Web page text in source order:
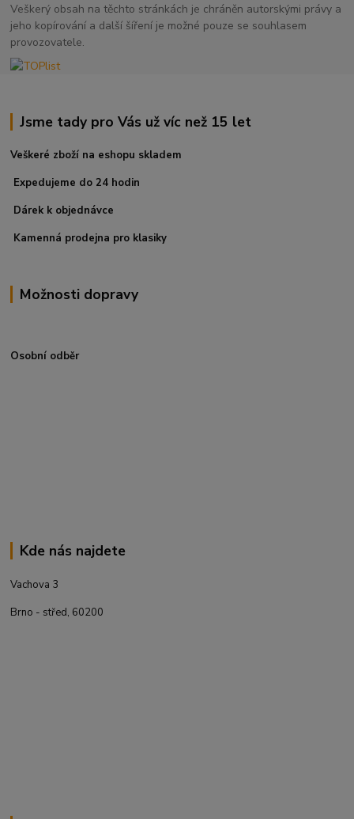
Veškerý obsah na těchto stránkách je chráněn autorskými právy a
jeho kopírování a další šíření je možné pouze se souhlasem
provozovatele.
Jsme tady pro Vás už víc než 15 let
Veškeré zboží na eshopu skladem
Expedujeme do 24 hodin
Dárek k objednávce
Kamenná prodejna pro klasiky
Možnosti dopravy
Osobní odběr
Kde nás najdete
Vachova 3
Brno - střed, 60200